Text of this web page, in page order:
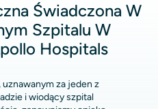
Świadczona W
Szpitalu W
Hospitals
za jeden z
i wiodący szpital